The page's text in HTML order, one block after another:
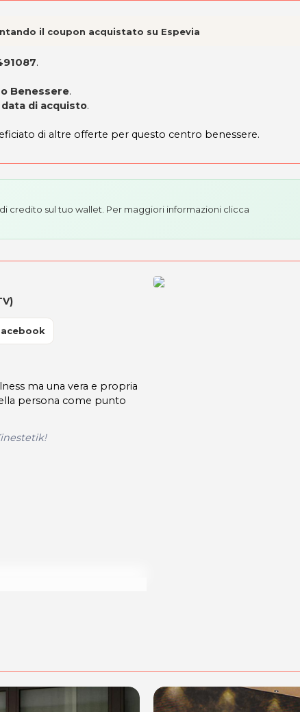
il coupon acquistato su Espevia
.
Benessere.
di acquisto.
di altre offerte per questo centro benessere.
di credito sul tuo wallet. Per maggiori informazioni clicca
ma una vera e propria
persona come punto